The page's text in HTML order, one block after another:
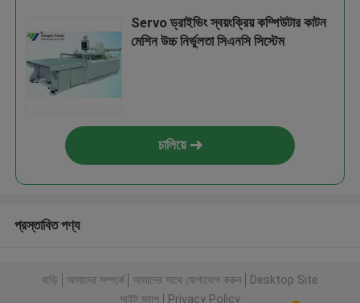
Servo ড্রাইভিং স্বয়ংক্রিয় কম্পিউটার কাটন
মেশিন উচ্চ নির্ভুলতা সিএনসি সিস্টেম
চালিয়ে
প্রস্তাবিত পণ্য
বাড়ি আমাদের সম্পর্কে আমাদের সাথে যোগাযোগ করুন
Desktop Site
সাইট ম্যাপ
Privacy Policy